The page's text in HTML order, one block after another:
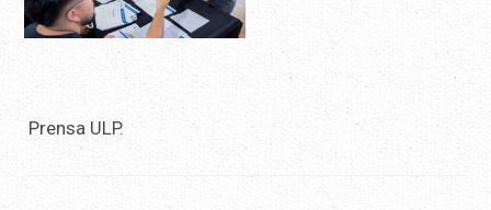
Prensa ULP.